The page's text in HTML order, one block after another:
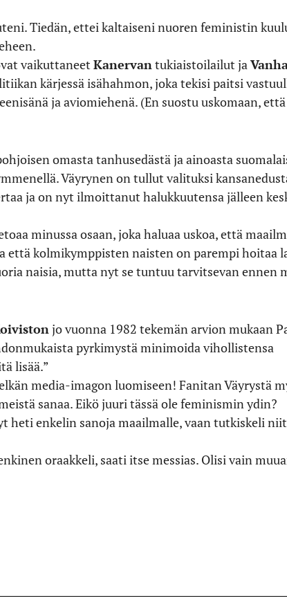
Tiedän, ettei kaltaiseni nuoren feministin
vaikuttaneet Kanervan tukiaistoilailut ja
kärjessä isähahmon, joka tekisi paitsi
ja aviomiehenä. (En suostu uskomaan, että
omasta tanhusedästä ja ainoasta
Väyrynen on tullut valituksi
ja on nyt ilmoittanut halukkuutensa jälleen
minussa osaan, joka haluaa uskoa, että
että kolmikymppisten naisten on parempi hoitaa
naisia, mutta nyt se tuntuu tarvitsevan ennen
jo vuonna 1982 tekemän arvion mukaan
pyrkimystä minimoida vihollistensa
lisää.”
media-imagon luomiseen! Fanitan Väyrystä
sanaa. Eikö juuri tässä ole feminismin ydin?
heti enkelin sanoja maailmalle, vaan tutkiskeli
oraakkeli, saati itse messias. Olisi vain